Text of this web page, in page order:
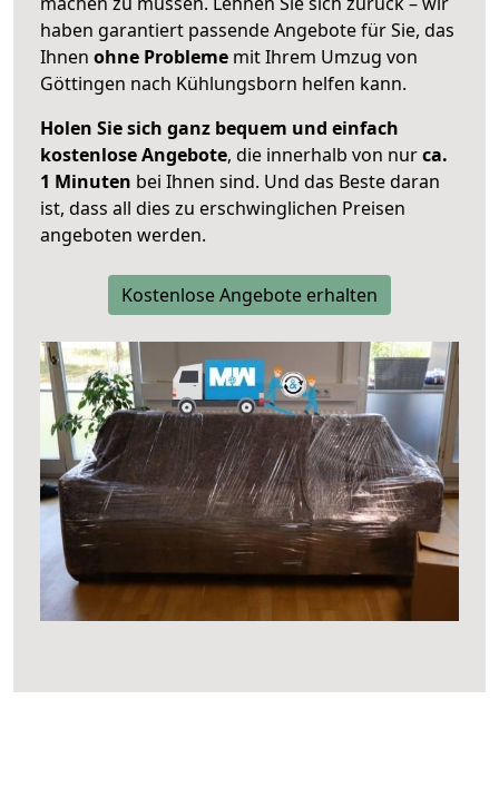
haben garantiert passende Angebote für Sie, das
Ihnen ohne Probleme mit Ihrem Umzug von
Göttingen nach Kühlungsborn helfen kann.
Holen Sie sich ganz bequem und einfach
kostenlose Angebote, die innerhalb von nurca.
1 Minuten bei Ihnen sind. Und das Beste daran
ist, dass all dies zu erschwinglichen Preisen
angeboten werden.
Kostenlose Angebote erhalten